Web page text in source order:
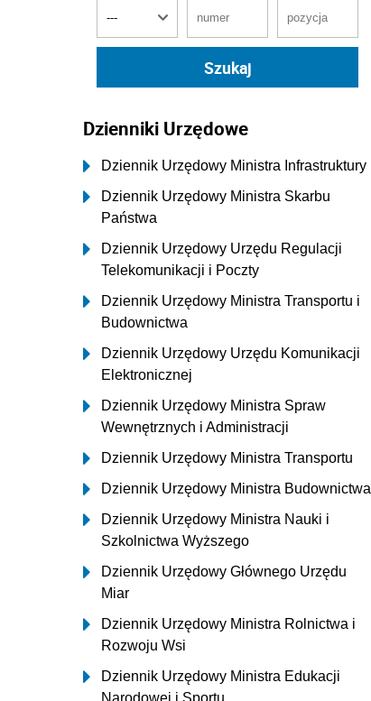
Dzienniki Urzędowe
Dziennik Urzędowy Ministra Infrastruktury
Dziennik Urzędowy Ministra Skarbu
Państwa
Dziennik Urzędowy Urzędu Regulacji
Telekomunikacji i Poczty
Dziennik Urzędowy Ministra Transportu i
Budownictwa
Dziennik Urzędowy Urzędu Komunikacji
Elektronicznej
Dziennik Urzędowy Ministra Spraw
Wewnętrznych i Administracji
Dziennik Urzędowy Ministra Transportu
Dziennik Urzędowy Ministra Budownictwa
Dziennik Urzędowy Ministra Nauki i
Szkolnictwa Wyższego
Dziennik Urzędowy Głównego Urzędu
Miar
Dziennik Urzędowy Ministra Rolnictwa i
Rozwoju Wsi
Dziennik Urzędowy Ministra Edukacji
Narodowej i Sportu